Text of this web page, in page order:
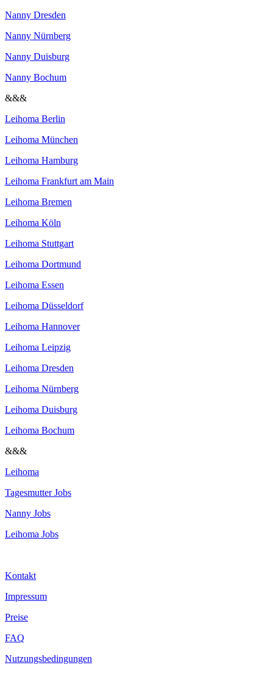
Nanny Dresden
Nanny Nürnberg
Nanny Duisburg
Nanny Bochum
&&&
Leihoma Berlin
Leihoma München
Leihoma Hamburg
Leihoma Frankfurt am Main
Leihoma Bremen
Leihoma Köln
Leihoma Stuttgart
Leihoma Dortmund
Leihoma Essen
Leihoma Düsseldorf
Leihoma Hannover
Leihoma Leipzig
Leihoma Dresden
Leihoma Nürnberg
Leihoma Duisburg
Leihoma Bochum
&&&
Leihoma
Tagesmutter Jobs
Nanny Jobs
Leihoma Jobs
Kontakt
Impressum
Preise
FAQ
Nutzungsbedingungen